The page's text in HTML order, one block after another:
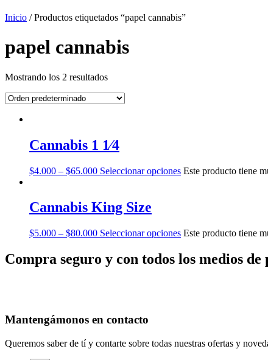
Inicio / Productos etiquetados “papel cannabis”
papel cannabis
Mostrando los 2 resultados
Cannabis 1 1⁄4
$4.000 – $65.000 Seleccionar opciones Este producto tiene
Cannabis King Size
$5.000 – $80.000 Seleccionar opciones Este producto tiene
Compra seguro y con todos los medios de
Mantengámonos en contacto
Queremos saber de tí y contarte sobre todas nuestras ofertas y